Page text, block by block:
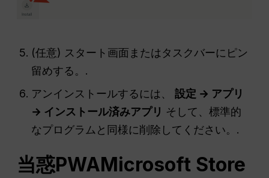
(任意) スタート画面またはタスクバーにピン
留めする。.
アンインストールするには、設定 → アプリ
→ インストール済みアプリ そして、標準的
なプログラムと同様に削除してください。.
当惑PWAMicrosoft Store